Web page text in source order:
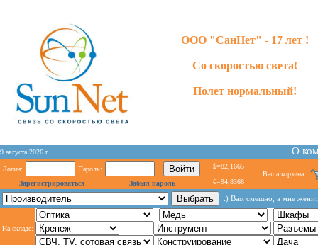
ООО "СанНет" - 17 лет !
Со скоростью света!
Полет нормальный!
9 августа 2026 г. О
Логин:
Пароль:
Зарегистрироваться
Забыл пароль
$=82,1665
€=94,8366
Ваша корзина
:) Baм cмeшнo, a мнe
На складе: